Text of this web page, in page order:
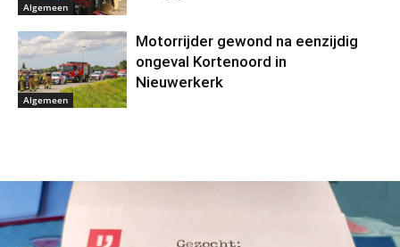
Algemeen
Algemeen
Motorrijder gewond na eenzijdig
ongeval Kortenoord in
Nieuwerkerk